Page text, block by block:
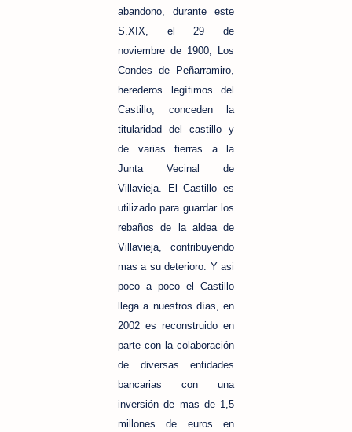
abandono, durante este
S.XIX, el 29 de
noviembre de 1900, Los
Condes de Peñarramiro,
herederos legítimos del
Castillo, conceden la
titularidad del castillo y
de varias tierras a la
Junta Vecinal de
Villavieja. El Castillo es
utilizado para guardar los
rebaños de la aldea de
Villavieja, contribuyendo
mas a su deterioro. Y asi
poco a poco el Castillo
llega a nuestros días, en
2002 es reconstruido en
parte con la colaboración
de diversas entidades
bancarias con una
inversión de mas de 1,5
millones de euros en